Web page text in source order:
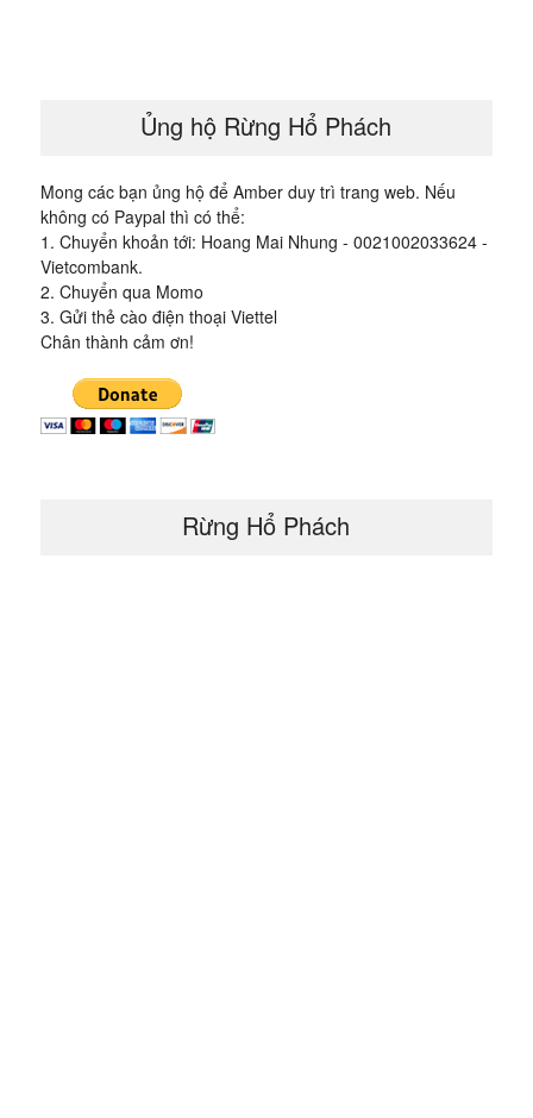
Ủng hộ Rừng Hổ Phách
Mong các bạn ủng hộ để Amber duy trì trang web. Nếu
không có Paypal thì có thể:
1. Chuyển khoản tới: Hoang Mai Nhung - 0021002033624 -
Vietcombank.
2. Chuyển qua Momo
3. Gửi thẻ cào điện thoại Viettel
Chân thành cảm ơn!
Rừng Hổ Phách